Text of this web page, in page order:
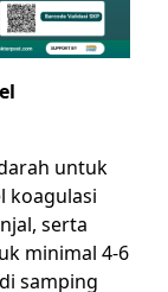
untuk
koagulasi
serta
minimal 4-6
samping